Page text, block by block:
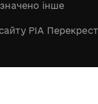
інше
РІА